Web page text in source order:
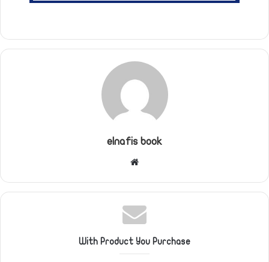
elnafis book
With Product You Purchase